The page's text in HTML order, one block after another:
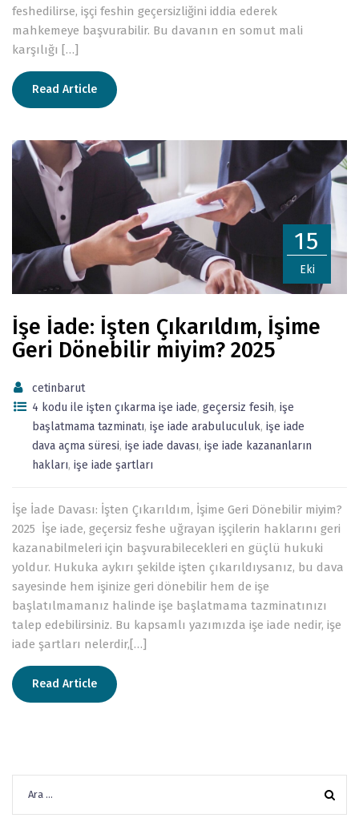
feshedilirse, işçi feshin geçersizliğini iddia ederek
mahkemeye başvurabilir. Bu davanın en somut mali
karşılığı […]
Read Article
15
Eki
İşe İade: İşten Çıkarıldım, İşime
Geri Dönebilir miyim? 2025
cetinbarut
4 kodu ile işten çıkarma işe iade, geçersiz fesih, işe
başlatmama tazminatı, işe iade arabuluculuk, işe iade
dava açma süresi, işe iade davası, işe iade kazananların
hakları, işe iade şartları
İşe İade Davası: İşten Çıkarıldım, İşime Geri Dönebilir miyim?
2025 İşe iade, geçersiz feshe uğrayan işçilerin haklarını geri
kazanabilmeleri için başvurabilecekleri en güçlü hukuki
yoldur. Hukuka aykırı şekilde işten çıkarıldıysanız, bu dava
sayesinde hem işinize geri dönebilir hem de işe
başlatılmamanız halinde işe başlatmama tazminatınızı
talep edebilirsiniz. Bu kapsamlı yazımızda işe iade nedir, işe
iade şartları nelerdir,[…]
Read Article